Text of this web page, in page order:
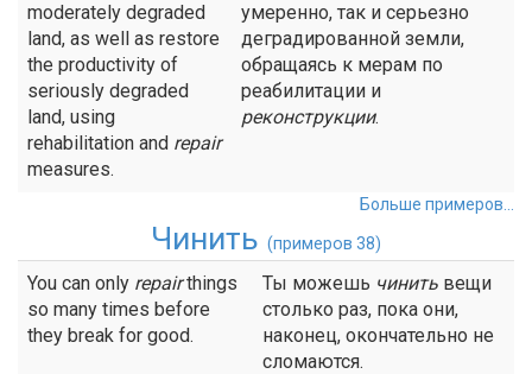
moderately degraded
land, as well as restore
the productivity of
seriously degraded
land, using
rehabilitation and repair
measures.
умеренно, так и серьезно
деградированной земли,
обращаясь к мерам по
реабилитации и
реконструкции.
Больше примеров...
Чинить (примеров 38)
You can only repairthings
so many times before
they break for good.
Ты можешь чинить вещи
столько раз, пока они,
наконец, окончательно не
сломаются.